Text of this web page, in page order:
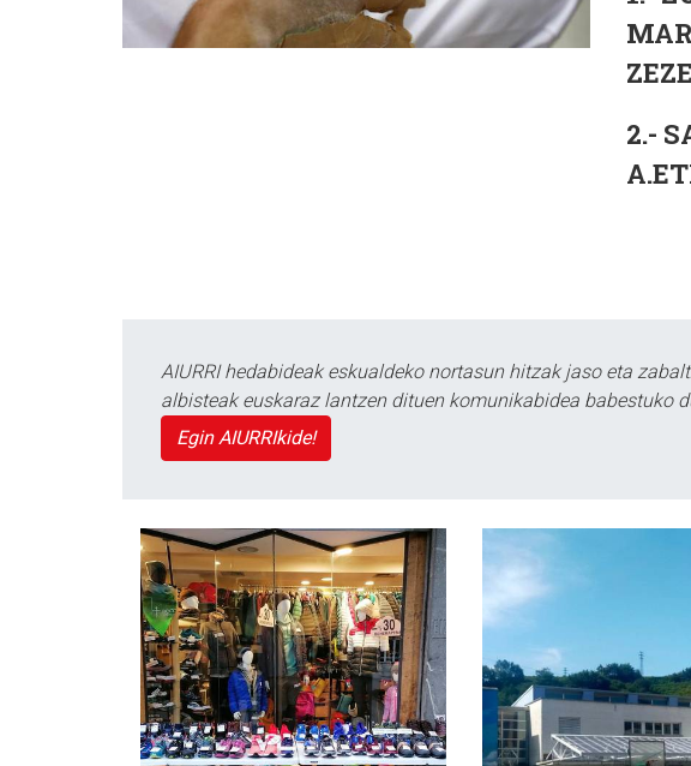
2.-
AIURRI hedabideak eskualdeko nortasun hitzak jaso eta
albisteak euskaraz lantzen dituen komunikabidea babestuko
Egin AIURRIkide!